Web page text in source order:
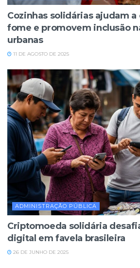
Cozinhas solidárias ajudam
fome e promovem inclusão
urbanas
11 DE AGOSTO DE 2025
ADMINISTRAÇÃO PÚBLICA
Criptomoeda solidária
digital em favela brasileira
26 DE JUNHO DE 2025